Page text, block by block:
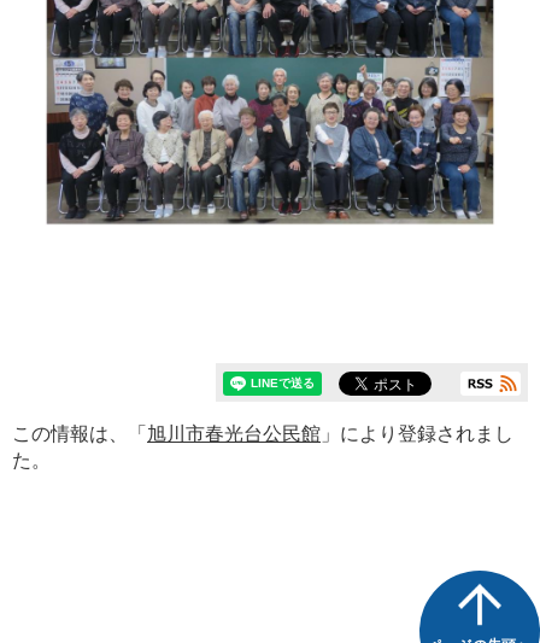
この情報は、「 旭川市春光台公民館 」により登録されまし
た。